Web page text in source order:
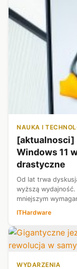
NAUKA I
[aktualnosci]
Windows 11
drastyczne
Od lat trwa
wyższą wydajność.
mniejszym
ITHardware
WYDARZENIA